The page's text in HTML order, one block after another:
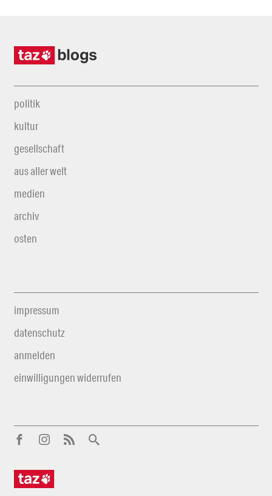
politik
kultur
gesellschaft
aus aller welt
medien
archiv
osten
impressum
datenschutz
anmelden
einwilligungen widerrufen